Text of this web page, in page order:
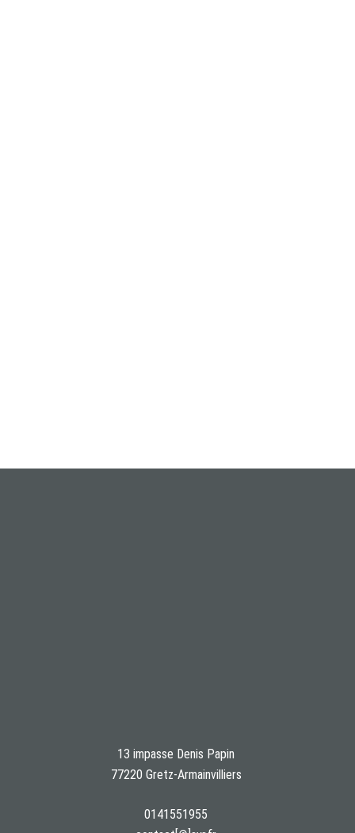
13 impasse Denis Papin
77220 Gretz-Armainvilliers
0141551955